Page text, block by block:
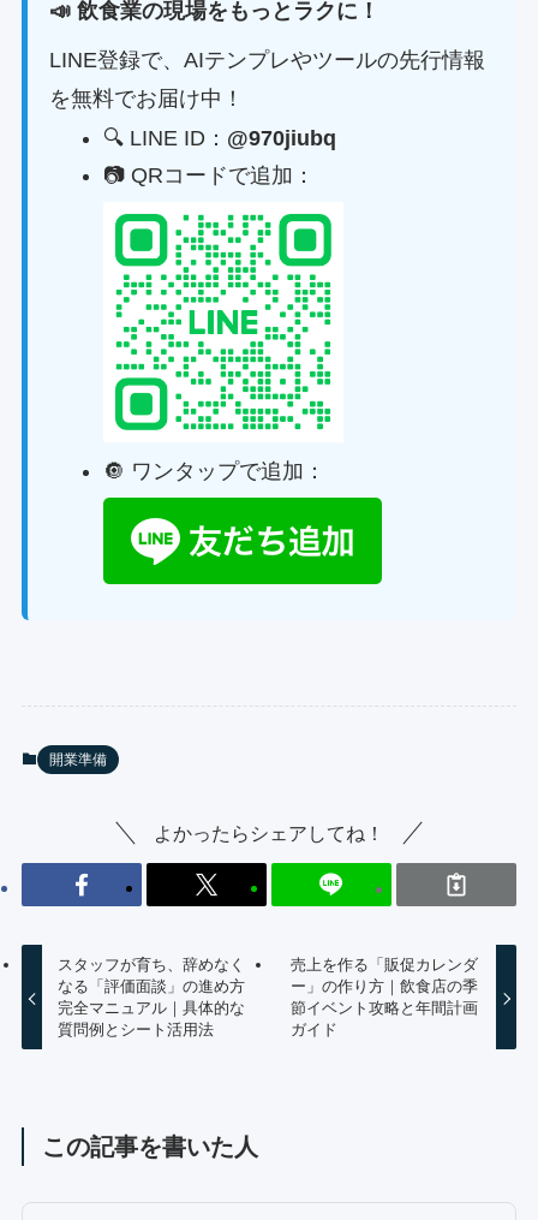
📣 飲食業の現場をもっとラクに！
LINE登録で、AIテンプレやツールの先行情報
を無料でお届け中！
🔍 LINE ID： @970jiubq
📷 QRコードで追加：
🔘 ワンタップで追加：
開業準備
よかったらシェアしてね！
スタッフが育ち、辞めなく
なる「評価面談」の進め方
完全マニュアル｜具体的な
質問例とシート活用法
売上を作る「販促カレンダ
ー」の作り方｜飲食店の季
節イベント攻略と年間計画
ガイド
この記事を書いた人